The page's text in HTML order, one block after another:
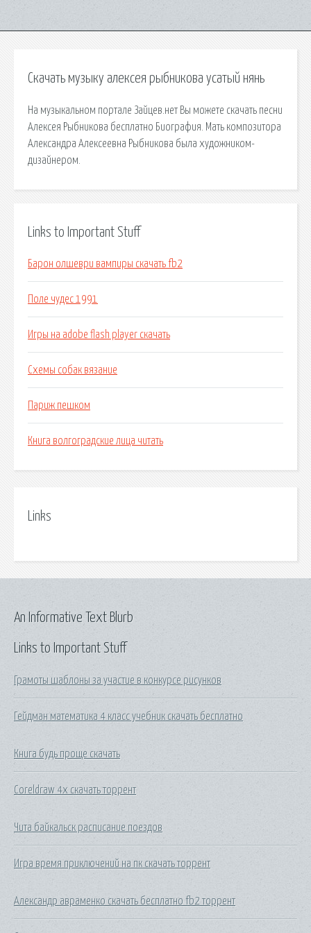
Скачать музыку алексея рыбникова усатый нянь
На музыкальном портале Зайцев.нет Вы можете скачать песни
Алексея Рыбникова бесплатно Биография. Мать композитора
Александра Алексеевна Рыбникова была художником-
дизайнером.
Links to Important Stuff
Барон олшеври вампиры скачать fb2
Поле чудес 1991
Игры на adobe flash player скачать
Схемы собак вязание
Париж пешком
Книга волгоградские лица читать
Links
Links to Important Stuff
Грамоты шаблоны за участие в конкурсе рисунков
Гейдман математика 4 класс учебник скачать бесплатно
Книга будь проще скачать
Coreldraw 4x скачать торрент
Чита байкальск расписание поездов
Игра время приключений на пк скачать торрент
Александр авраменко скачать бесплатно fb2 торрент
An Informative Text Blurb